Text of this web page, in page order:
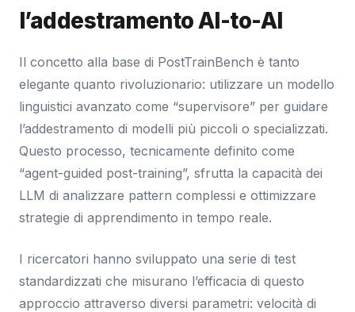
l’addestramento AI-to-AI
Il concetto alla base di PostTrainBench è tanto
elegante quanto rivoluzionario: utilizzare un modello
linguistici avanzato come “supervisore” per guidare
l’addestramento di modelli più piccoli o specializzati.
Questo processo, tecnicamente definito come
“agent-guided post-training”, sfrutta la capacità dei
LLM di analizzare pattern complessi e ottimizzare
strategie di apprendimento in tempo reale.
I ricercatori hanno sviluppato una serie di test
standardizzati che misurano l’efficacia di questo
approccio attraverso diversi parametri: velocità di